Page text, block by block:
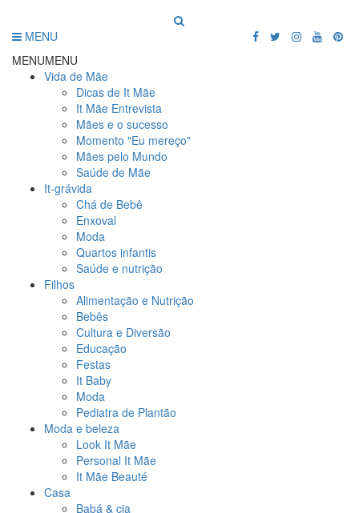
MENU
MENUMENU
Vida de Mãe
Dicas de It Mãe
It Mãe Entrevista
Mães e o sucesso
Momento "Eu mereço"
Mães pelo Mundo
Saúde de Mãe
It-grávida
Chá de Bebê
Enxoval
Moda
Quartos infantis
Saúde e nutrição
Filhos
Alimentação e Nutrição
Bebês
Cultura e Diversão
Educação
Festas
It Baby
Moda
Pediatra de Plantão
Moda e beleza
Look It Mãe
Personal It Mãe
It Mãe Beauté
Casa
Babá & cia